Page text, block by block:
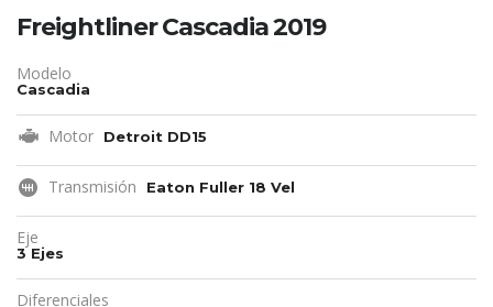
Freightliner Cascadia 2019
Modelo
Cascadia
Motor Detroit DD15
Transmisión Eaton Fuller 18 Vel
Eje
3 Ejes
Diferenciales